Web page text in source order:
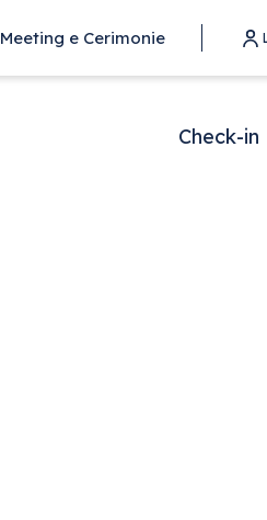
Meeting e Cerimonie
Check-in